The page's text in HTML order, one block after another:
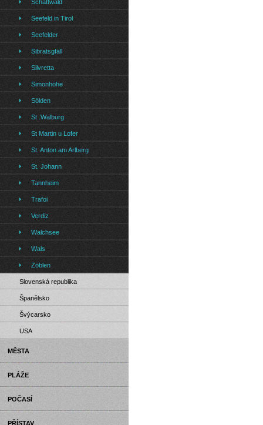
Schattwald
Seefeld in Tirol
Seefelder
Sibratsgfäll
Silvretta
Simonhöhe
Sölden
St .Walburg
St Martin u Lofer
St. Anton am Arlberg
St. Johann
Tannheim
Trafoi
Verdiz
Walchsee
Wals
Zöblen
Slovenská republika
Španělsko
Švýcarsko
USA
MĚSTA
PLÁŽE
POČASÍ
PŘÍSTAV